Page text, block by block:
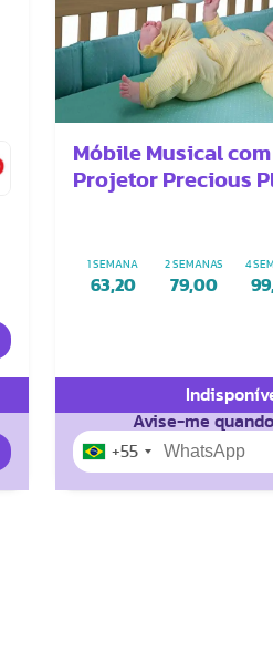
Móbile Musical com
Projetor Precious
1 SEMANA
63,20
2 SEMANAS
79,00
4
Avise-me
+55